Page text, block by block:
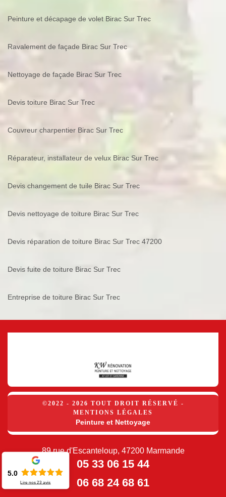
Peinture et décapage de volet Birac Sur Trec
Ravalement de façade Birac Sur Trec
Nettoyage de façade Birac Sur Trec
Devis toiture Birac Sur Trec
Couvreur charpentier Birac Sur Trec
Réparateur, installateur de velux Birac Sur Trec
Devis changement de tuile Birac Sur Trec
Devis nettoyage de toiture Birac Sur Trec
Devis réparation de toiture Birac Sur Trec 47200
Devis fuite de toiture Birac Sur Trec
Entreprise de toiture Birac Sur Trec
©2022 - 2026 TOUT DROIT RÉSERVÉ -
MENTIONS LÉGALES
Peinture et Nettoyage
89 rue d'Escanteloup, 47200 Marmande
05 33 06 15 44
06 68 24 68 61
5.0
Lire nos23 avis